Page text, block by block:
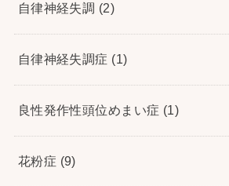
自律神経失調 (2)
自律神経失調症 (1)
良性発作性頭位めまい症 (1)
花粉症 (9)